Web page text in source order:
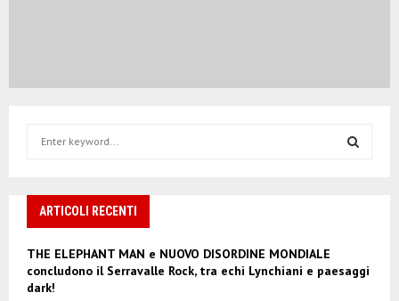
h
o
r
ARTICOLI RECENTI
THE ELEPHANT MAN e NUOVO DISORDINE MONDIALE
concludono il Serravalle Rock, tra echi Lynchiani e paesaggi
dark!